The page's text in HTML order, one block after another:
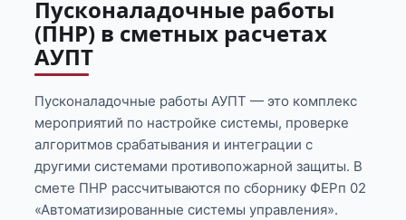
Пусконаладочные работы
(ПНР) в сметных расчетах
АУПТ
Пусконаладочные работы АУПТ — это комплекс
мероприятий по настройке системы, проверке
алгоритмов срабатывания и интеграции с
другими системами противопожарной защиты. В
смете ПНР рассчитываются по сборнику ФЕРп 02
«Автоматизированные системы управления».